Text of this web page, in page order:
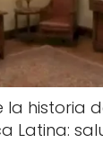
la historia
Latina: